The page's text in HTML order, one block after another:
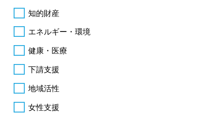
知的財産
エネルギー・環境
健康・医療
下請支援
地域活性
女性支援